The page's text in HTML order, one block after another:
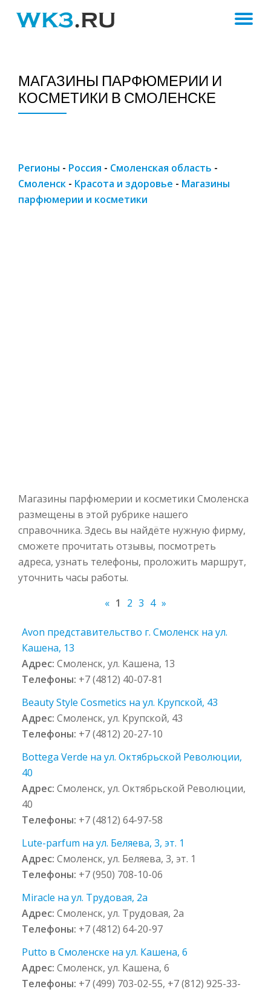
МАГАЗИНЫ ПАРФЮМЕРИИ И
КОСМЕТИКИ В СМОЛЕНСКЕ
Регионы - Россия - Смоленская область -
Смоленск - Красота и здоровье - Магазины
парфюмерии и косметики
Магазины парфюмерии и косметики Смоленска
размещены в этой рубрике нашего
справочника. Здесь вы найдёте нужную фирму,
сможете прочитать отзывы, посмотреть
адреса, узнать телефоны, проложить маршрут,
уточнить часы работы.
« 1 2 3 4 »
Avon представительство г. Смоленск на ул.
Кашена, 13
Адрес:Смоленск, ул. Кашена, 13
Телефоны: +7 (4812) 40-07-81
Beauty Style Cosmetics на ул. Крупской, 43
Адрес:Смоленск, ул. Крупской, 43
Телефоны: +7 (4812) 20-27-10
Bottega Verde на ул. Октябрьской Революции,
40
Адрес:Смоленск, ул. Октябрьской Революции,
40
Телефоны: +7 (4812) 64-97-58
Lute-parfum на ул. Беляева, 3, эт. 1
Адрес:Смоленск, ул. Беляева, 3, эт. 1
Телефоны: +7 (950) 708-10-06
Miracle на ул. Трудовая, 2а
Адрес:Смоленск, ул. Трудовая, 2а
Телефоны: +7 (4812) 64-20-97
Putto в Смоленске на ул. Кашена, 6
Адрес:Смоленск, ул. Кашена, 6
Телефоны: +7 (499) 703-02-55, +7 (812) 925-33-